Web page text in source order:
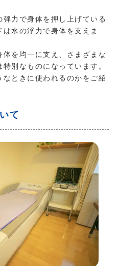
力で身体を押し上げている
水の浮力で身体を支えま
を均一に支え、さまざまな
別なものになっています。
ときに使われるのかをご紹
て